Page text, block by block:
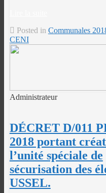
Posted in Communales
CENI
Administrateur
DÉCRET D/011
2018 portant
l’unité spéciale de
sécurisation des
USSEL.